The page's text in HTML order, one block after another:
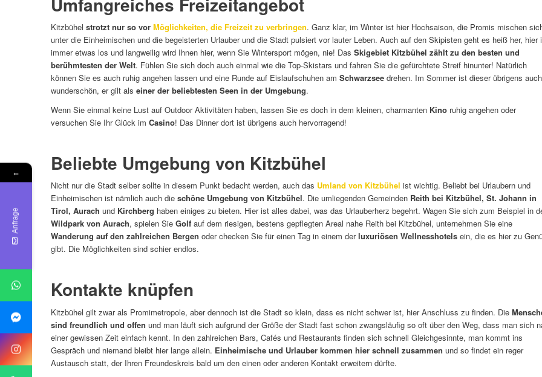
Kitzbühel strotzt nur so vor Möglichkeiten, die Freizeit zu verbringen. Ganz klar, im Winter ist hier Hochsaison, die Promis mischen
unter die Einheimischen und die begeisterten Urlauber und die Stadt pulsiert vor lauter Leben. Auch auf den Skipisten geht es heiß her, hier
immer etwas los und langweilig wird Ihnen hier, wenn Sie Wintersport mögen, nie! Das Skigebiet Kitzbühel zählt zu den besten und
berühmtesten der Welt. Fühlen Sie sich doch auch einmal wie die Top-Skistars und fahren Sie die gefürchtete Streif hinunter! Natürlich
können Sie es auch ruhig angehen lassen und eine Runde auf Eislaufschuhen am Schwarzseedrehen. Im Sommer ist dieser übrigens auch
wunderschön, er gilt als einer der beliebtesten Seen in der Umgebung.
Wenn Sie einmal keine Lust auf Outdoor Aktivitäten haben, lassen Sie es doch in dem kleinen, charmanten Kinoruhig angehen oder
versuchen Sie Ihr Glück im Casino! Das Dinner dort ist übrigens auch hervorragend!
Beliebte Umgebung von Kitzbühel
Nicht nur die Stadt selber sollte in diesem Punkt bedacht werden, auch das Umland von Kitzbühel ist wichtig. Beliebt bei Urlaubern und
Einheimischen ist nämlich auch die schöne Umgebung von Kitzbühel. Die umliegenden Gemeinden Reith bei Kitzbühel, St. Johann in
Tirol, Aurach und Kirchberg haben einiges zu bieten. Hier ist alles dabei, was das Urlauberherz begehrt. Wagen Sie sich zum Beispiel in
Wildpark von Aurach, spielen Sie Golfauf dem riesigen, bestens gepflegten Areal nahe Reith bei Kitzbühel, unternehmen Sie eine
Wanderung auf den zahlreichen Bergen oder checken Sie für einen Tag in einem derluxuriösen Wellnesshotelsein, die es hier zu
gibt. Die Möglichkeiten sind schier endlos.
Kontakte knüpfen
Kitzbühel gilt zwar als Promimetropole, aber dennoch ist die Stadt so klein, dass es nicht schwer ist, hier Anschluss zu finden. Die
sind freundlich und offen und man läuft sich aufgrund der Größe der Stadt fast schon zwangsläufig so oft über den Weg, dass man sich
einer gewissen Zeit einfach kennt. In den zahlreichen Bars, Cafés und Restaurants finden sich schnell Gleichgesinnte, man kommt ins
Gespräch und niemand bleibt hier lange allein. Einheimische und Urlauber kommen hier schnell zusammen und so findet ein reger
Austausch statt, der Ihren Freundeskreis bald um den einen oder anderen Kontakt erweitern dürfte.
←
Anfrage